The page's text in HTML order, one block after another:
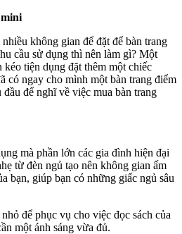
không gian để đặt để bàn trang
cầu sử dụng thì nên làm gì? Một
tiện dụng đặt thêm một chiếc
có ngay cho mình một bàn trang điểm
để nghĩ về việc mua bàn trang
mà phần lớn các gia đình hiện đại
từ đèn ngủ tạo nên không gian ấm
bạn, giúp bạn có những giấc ngủ sâu
để phục vụ cho việc đọc sách của
một ánh sáng vừa đủ.